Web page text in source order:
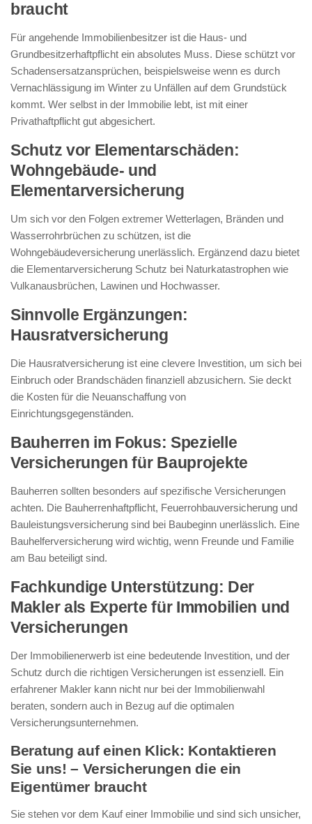
braucht
Für angehende Immobilienbesitzer ist die Haus- und
Grundbesitzerhaftpflicht ein absolutes Muss. Diese schützt vor
Schadensersatzansprüchen, beispielsweise wenn es durch
Vernachlässigung im Winter zu Unfällen auf dem Grundstück
kommt. Wer selbst in der Immobilie lebt, ist mit einer
Privathaftpflicht gut abgesichert.
Schutz vor Elementarschäden:
Wohngebäude- und
Elementarversicherung
Um sich vor den Folgen extremer Wetterlagen, Bränden und
Wasserrohrbrüchen zu schützen, ist die
Wohngebäudeversicherung unerlässlich. Ergänzend dazu bietet
die Elementarversicherung Schutz bei Naturkatastrophen wie
Vulkanausbrüchen, Lawinen und Hochwasser.
Sinnvolle Ergänzungen:
Hausratversicherung
Die Hausratversicherung ist eine clevere Investition, um sich bei
Einbruch oder Brandschäden finanziell abzusichern. Sie deckt
die Kosten für die Neuanschaffung von
Einrichtungsgegenständen.
Bauherren im Fokus: Spezielle
Versicherungen für Bauprojekte
Bauherren sollten besonders auf spezifische Versicherungen
achten. Die Bauherrenhaftpflicht, Feuerrohbauversicherung und
Bauleistungsversicherung sind bei Baubeginn unerlässlich. Eine
Bauhelferversicherung wird wichtig, wenn Freunde und Familie
am Bau beteiligt sind.
Fachkundige Unterstützung: Der
Makler als Experte für Immobilien und
Versicherungen
Der Immobilienerwerb ist eine bedeutende Investition, und der
Schutz durch die richtigen Versicherungen ist essenziell. Ein
erfahrener Makler kann nicht nur bei der Immobilienwahl
beraten, sondern auch in Bezug auf die optimalen
Versicherungsunternehmen.
Beratung auf einen Klick: Kontaktieren
Sie uns! – Versicherungen die ein
Eigentümer braucht
Sie stehen vor dem Kauf einer Immobilie und sind sich unsicher,